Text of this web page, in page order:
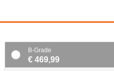
B-Grade
€ 469,99